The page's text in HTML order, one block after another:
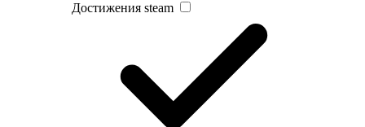
Достижения steam